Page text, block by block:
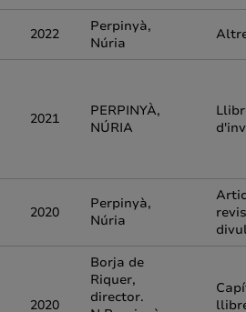
2022
Perpinyà,
Núria
2021
PERPINYÀ,
NÚRIA
2020
Perpinyà,
Núria
2020
Borja de
Riquer,
director.